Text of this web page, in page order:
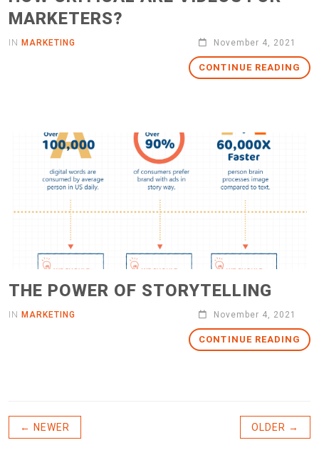
MARKETERS?
IN MARKETING November 4, 2021
CONTINUE READING
THE POWER OF STORYTELLING
IN MARKETING November 4, 2021
CONTINUE READING
← NEWER OLDER →